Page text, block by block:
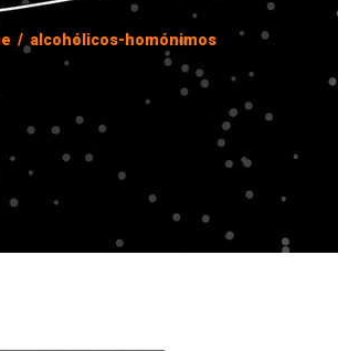
/ alcohólicos-homónimos